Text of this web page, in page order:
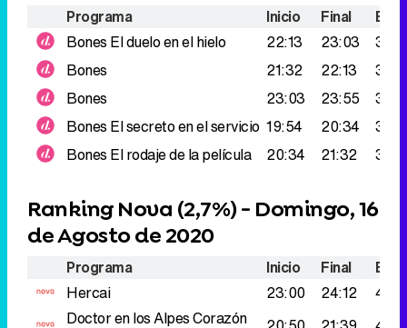
Programa Inicio Final
Bones El duelo en el hielo 22:13 23:03
Bones
21:32 22:13
Bones
23:03 23:55
Bones El secreto en el servicio 19:54 20:34
Bones El rodaje de la película 20:34 21:32
Ranking Nova (2,7%) - Domingo, 16
de Agosto de 2020
Programa Inicio Final
Hercai
23:00 24:12
Doctor en los AlpesCorazón